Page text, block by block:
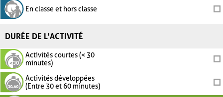
En classe et hors classe
DURÉE DE L'ACTIVITÉ
Activités courtes (< 30
minutes)
Activités développées
(Entre 30 et 60 minutes)